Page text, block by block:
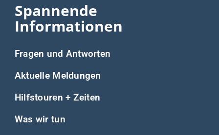
Spannende
Informationen
Fragen und Antworten
Aktuelle Meldungen
Hilfstouren + Zeiten
Was wir tun